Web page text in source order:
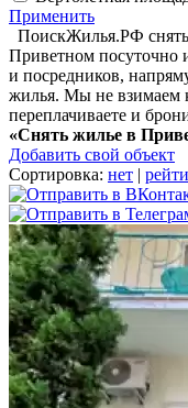
Применить
ПоискЖилья.РФ
Приветном посуточно
и посредников,
жилья. Мы не взимаем
переплачиваете и
«Снять жилье в
Добавить свой объект
Сортировка: нет |